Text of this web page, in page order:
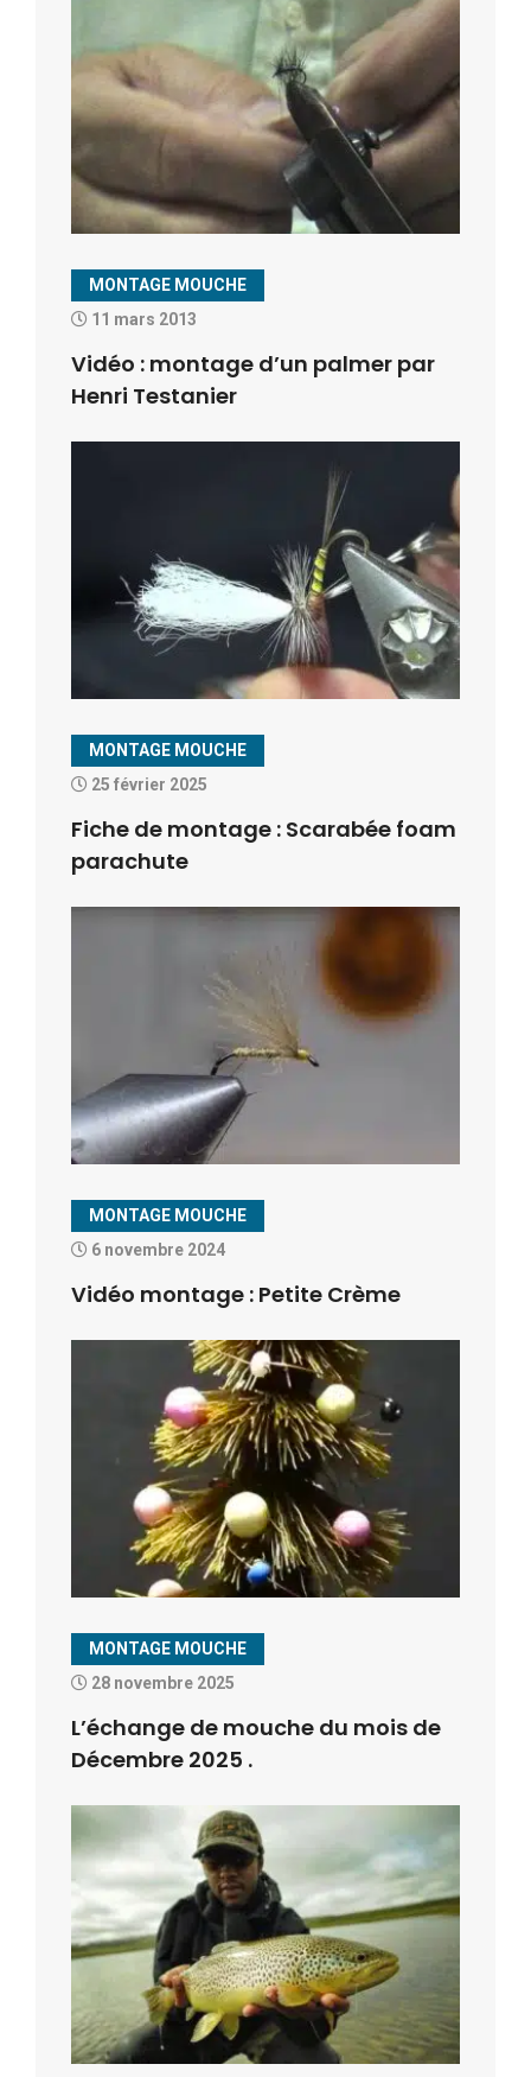
MONTAGE MOUCHE
11 mars 2013
Vidéo : montage d’un palmer par
Henri Testanier
MONTAGE MOUCHE
25 février 2025
Fiche de montage : Scarabée foam
parachute
MONTAGE MOUCHE
6 novembre 2024
Vidéo montage : Petite Crème
MONTAGE MOUCHE
28 novembre 2025
L’échange de mouche du mois de
Décembre 2025 .